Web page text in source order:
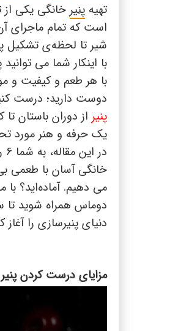
تهیهپنیر خانگی یکی از
است که تمام ماجرای
شیر تا لحظه‌ی تشکیل
با اینکار شما می
با هر طعم و کیفیت و
دوست دارید؛ درست
پنیر از دوران باستان
یک حرفه و هنر مورد
در این مقاله، به شما 6
خانگی آسان با طعمی
می دهیم. آماده‌اید؟
دوماس همراه شوید
دنیای پنیرسازی را آغاز
مزایای درست کردن